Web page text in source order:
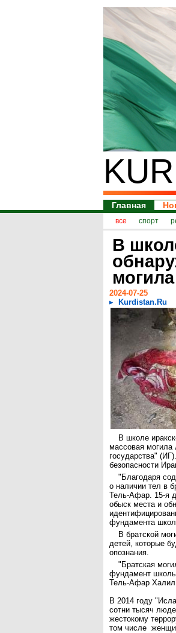
Главная
все спорт
В
могила
2024-07-25
Kurdistan.Ru
В школе
массовая могила
государства"
безопасности
"Благодаря
о наличии тел в
Тель-Афар. 15-я
обыск места и
фундамента
В братской
детей, которые
опознания.
"Братская
фундамент
Тель-Афар
В 2014 году
сотни тысяч
жестокому
том числе